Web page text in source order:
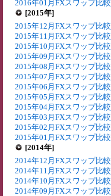
2016年01月FXスワップ比較
[2015年]
2015年12月FXスワップ比較
2015年11月FXスワップ比較
2015年10月FXスワップ比較
2015年09月FXスワップ比較
2015年08月FXスワップ比較
2015年07月FXスワップ比較
2015年06月FXスワップ比較
2015年05月FXスワップ比較
2015年04月FXスワップ比較
2015年03月FXスワップ比較
2015年02月FXスワップ比較
2015年01月FXスワップ比較
[2014年]
2014年12月FXスワップ比較
2014年11月FXスワップ比較
2014年10月FXスワップ比較
2014年09月FXスワップ比較